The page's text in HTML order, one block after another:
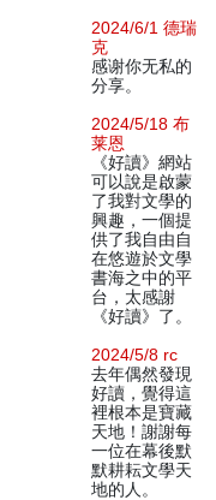
2024/6/1 德瑞
克
感谢你无私的
分享。
2024/5/18 布
莱恩
《好讀》網站
可以說是啟蒙
了我對文學的
興趣，一個提
供了我自由自
在悠遊於文學
書海之中的平
台，太感謝
《好讀》了。
2024/5/8 rc
去年偶然發現
好讀，覺得這
裡根本是寶藏
天地！謝謝每
一位在幕後默
默耕耘文學天
地的人。